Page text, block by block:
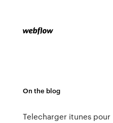
On the blog
Telecharger itunes pour